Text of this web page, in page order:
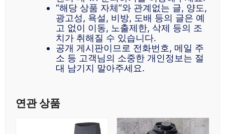
“해당 상품 자체”와 관계없는 글, 양도,
광고성, 욕설, 비방, 도배 등의 글은 예
고 없이 이동, 노출제한, 삭제 등의 조
치가 취해질 수 있습니다.
공개 게시판이므로 전화번호, 메일 주
소 등 고객님의 소중한 개인정보는 절
대 남기지 말아주세요.
연관 상품